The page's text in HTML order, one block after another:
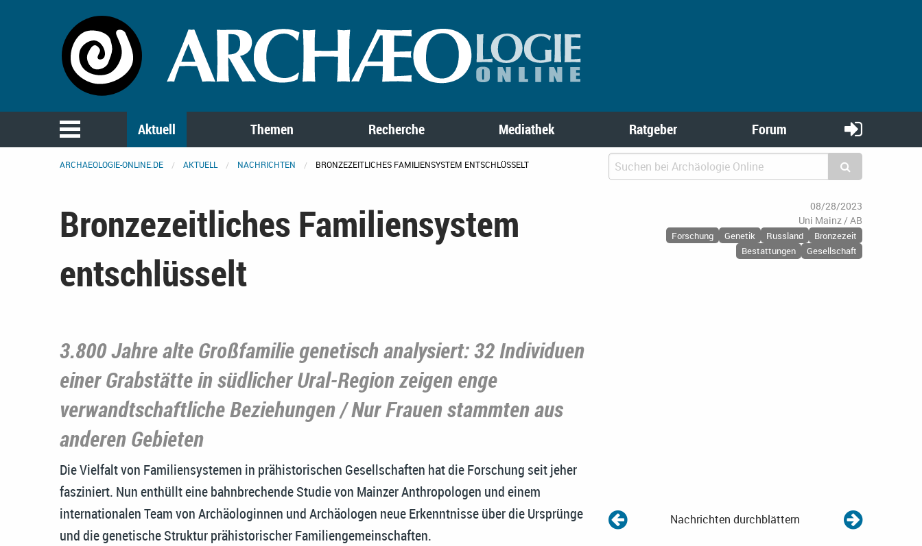
Aktuell Themen Recherche Mediathek Ratgeber Forum
ARCHAEOLOGIE-ONLINE.DE AKTUELL NACHRICHTEN BRONZEZEITLICHES FAMILIENSYSTEM ENTSCHLÜSSELT
Bronzezeitliches Familiensystem
entschlüsselt
08/28/2023
Uni Mainz / AB
Forschung Genetik Russland
Bronzezeit
Bestattungen
Gesellschaft
3.800 Jahre alte Großfamilie genetisch analysiert: 32 Individuen
einer Grabstätte in südlicher Ural-Region zeigen enge
verwandtschaftliche Beziehungen / Nur Frauen stammten aus
anderen Gebieten
Die Vielfalt von Familiensystemen in prähistorischen Gesellschaften hat die Forschung seit jeher
fasziniert. Nun enthüllt eine bahnbrechende Studie von Mainzer Anthropologen und einem
internationalen Team von Archäologinnen und Archäologen neue Erkenntnisse über die Ursprünge
und die genetische Struktur prähistorischer Familiengemeinschaften.
Nachrichten durchblättern